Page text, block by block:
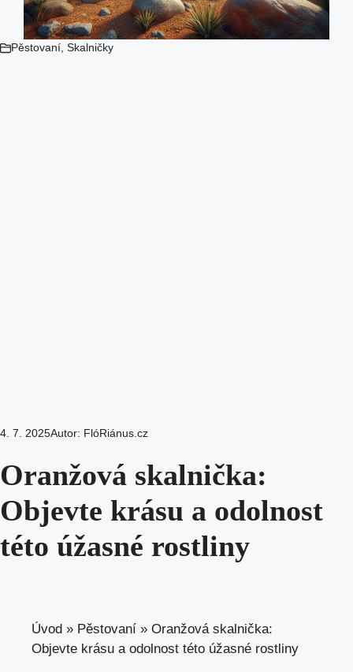
Pěstovaní Skalničky
4. 7. 2025Autor: FlóRiánus.cz
Oranžová skalnička:
Objevte krásu a odolnost
této úžasné rostliny
Úvod » Pěstovaní » Oranžová skalnička:
Objevte krásu a odolnost této úžasné rostliny